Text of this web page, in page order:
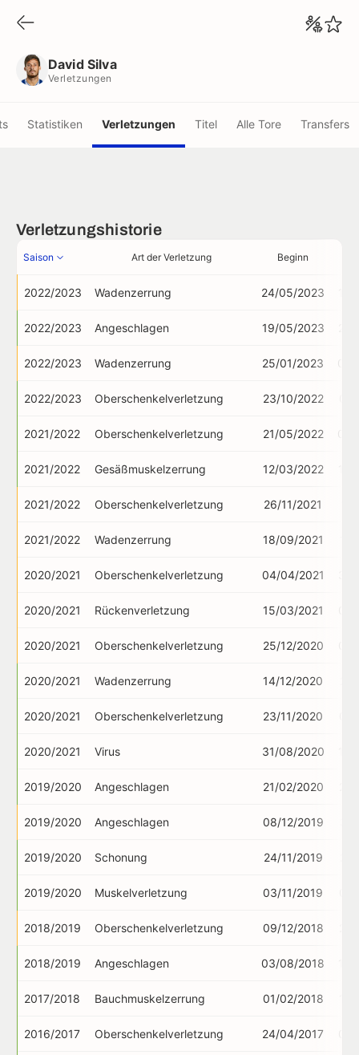
David Silva
Verletzungen
Statistiken Verletzungen Titel Alle Tore Transfers
Verletzungshistorie
Saison Art der Verletzung Beginn
2022/2023 Wadenzerrung 24/05/2023
2022/2023 Angeschlagen 19/05/2023
2022/2023 Wadenzerrung 25/01/2023 02/
2022/2023 Oberschenkelverletzung 23/10/2022
2021/2022 Oberschenkelverletzung 21/05/2022 05/
2021/2022 Gesäßmuskelzerrung 12/03/2022
2021/2022 Oberschenkelverletzung 26/11/2021
2021/2022 Wadenzerrung 18/09/2021
2020/2021 Oberschenkelverletzung 04/04/2021
2020/2021 Rückenverletzung 15/03/2021
2020/2021 Oberschenkelverletzung 25/12/2020
2020/2021 Wadenzerrung 14/12/2020
2020/2021 Oberschenkelverletzung 23/11/2020
2020/2021 Virus 31/08/2020
2019/2020 Angeschlagen 21/02/2020
2019/2020 Angeschlagen 08/12/2019
2019/2020 Schonung 24/11/2019
2019/2020 Muskelverletzung 03/11/2019
2018/2019 Oberschenkelverletzung 09/12/2018
2018/2019 Angeschlagen 03/08/2018
2017/2018 Bauchmuskelzerrung 01/02/2018
2016/2017 Oberschenkelverletzung 24/04/2017